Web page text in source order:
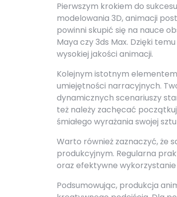
Pierwszym krokiem do
modelowania 3D, animacji
powinni skupić się na nauce
Maya czy 3ds Max. Dzięki
wysokiej jakości animacji.
Kolejnym istotnym
umiejętności narracyjnych.
dynamicznych scenariuszy
też należy zachęcać
śmiałego wyrażania swojej
Warto również zaznaczyć, że
produkcyjnym. Regularna
oraz efektywne
Podsumowując, produkcja